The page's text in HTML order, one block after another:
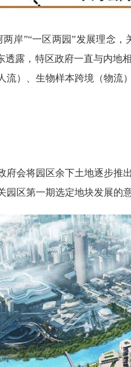
”“一区两园”发展理念，
透露，特区政府一直与内地
流）、生物样本跨境（物流
会将园区余下土地逐步推
园区第一期选定地块发展的